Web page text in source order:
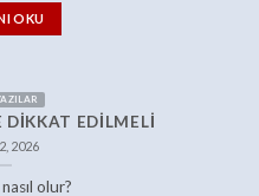
OKU
DIKKAT EDILMELI
2026
olur?